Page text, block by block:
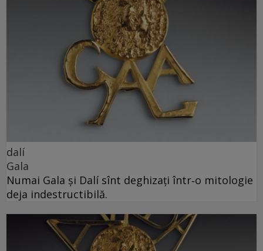
dalí
Gala
Numai Gala și Dalí sînt deghizați într‑o mitologie
deja indestructibilă.